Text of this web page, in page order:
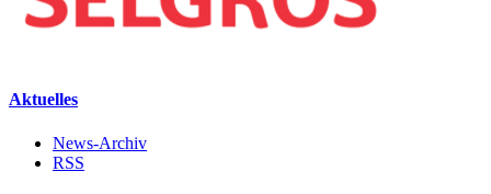
Aktuelles
News-Archiv
RSS